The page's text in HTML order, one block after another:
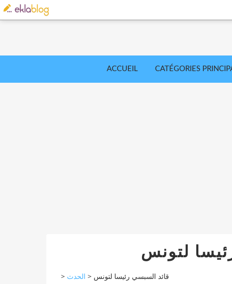
ACCUEIL CATÉGORIES
لتونس
> الحدث > قائد السبسي رئيسا لتونس